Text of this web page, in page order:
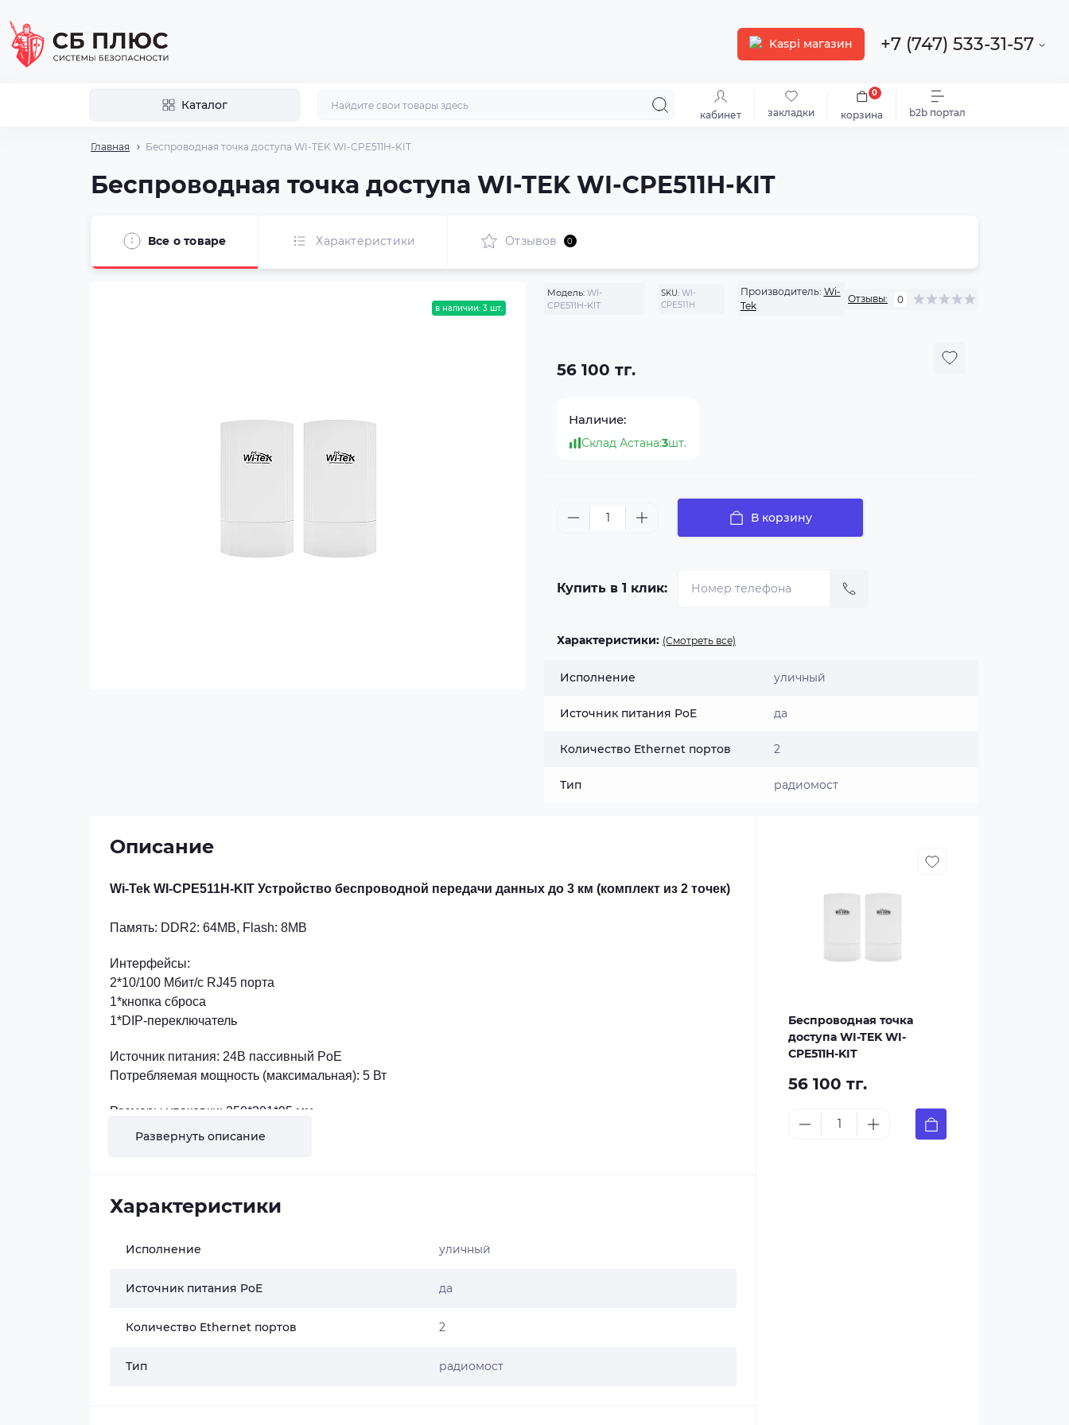
Kaspi магазин +7 (747) 533-31-57
Каталог
кабинет закладки корзина
0
b2b портал
Главная Беспроводная точка доступа WI-TEK WI-CPE511H-KIT
Беспроводная точка доступа WI-TEK WI-CPE511H-KIT
Все о товаре Характеристики Отзывов 0
в наличии: 3 шт.
Модель: WI-
CPE511H-KIT
SKU:WI-
CPE511H
Производитель: Wi-
Tek
Отзывы: 0
56 100 тг.
Наличие:
Склад Астана:3шт.
В корзину
Купить в 1 клик:
Характеристики: (Смотреть все)
Исполнение уличный
Источник питания PoE да
Количество Ethernet портов 2
Тип радиомост
Описание
Wi-Tek WI-CPE511H-KIT Устройство беспроводной передачи данных до 3 км (комплект из 2 точек)
Память: DDR2: 64MB, Flash: 8MB
Интерфейсы:
2*10/100 Мбит/с RJ45 порта
1*кнопка сброса
1*DIP-переключатель
Источник питания: 24В пассивный PoE
Потребляемая мощность (максимальная): 5 Вт
Размеры упаковки: 250*201*95 мм
Габариты устройства: 167*88*54 мм
Защита от электростатического разряда: контактный разряд 6 кВ, воздушный разряд 8 кВ
Степень пылевлагозащиты: IP65
Антенна: 12 дБи
Диапазон частот: 5.18ГГц~5,825Ггц (Пожалуйста, следуйте национальным правилам, чтобы выбрать
Развернуть описание
Характеристики
Исполнение уличный
Источник питания PoE да
Количество Ethernet портов 2
Тип радиомост
Беспроводная точка
доступа WI-TEK WI-
CPE511H-KIT
56 100 тг.